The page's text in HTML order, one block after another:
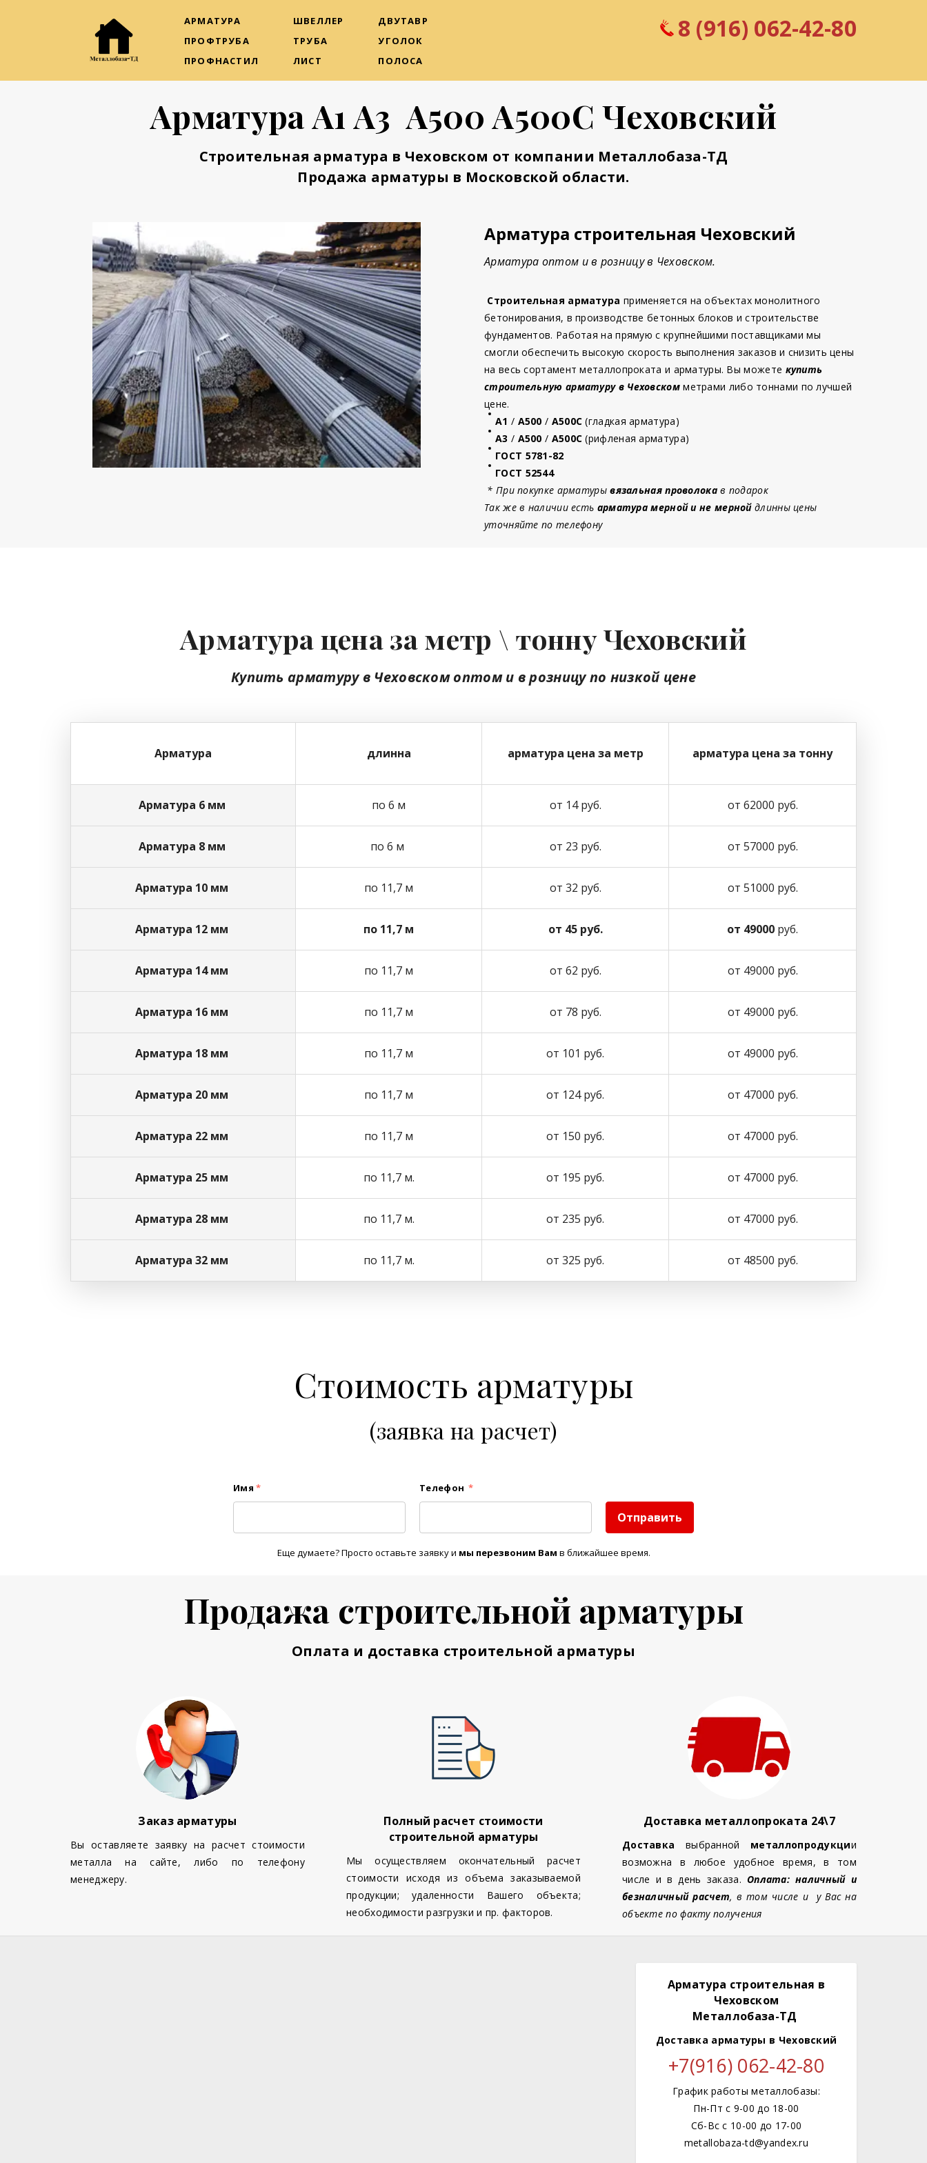
АРМАТУРА
ПРОФТРУБА
ПРОФНАСТИЛ
ШВЕЛЛЕР
ТРУБА
ЛИСТ
ДВУТАВР
УГОЛОК
ПОЛОСА
8 (916) 062-42-80
Арматура А1 А3 А500 А500С Чеховский
Строительная арматура в Чеховском от компании Металлобаза-ТД
Продажа арматуры в Московской области.
Арматура строительная Чеховский
Арматура оптом и в розницу в Чеховском.
Строительная арматура применяется на объектах монолитного
бетонирования, в производстве бетонных блоков и строительстве
фундаментов. Работая на прямую с крупнейшими поставщиками мы
смогли обеспечить высокую скорость выполнения заказов и снизить цены
на весь сортамент металлопроката и арматуры. Вы можете купить
строительную арматуру в Чеховскомметрами либо тоннами по лучшей
цене.
А1 / А500 / А500С (гладкая арматура)
А3 / А500 / А500С (рифленая арматура)
ГОСТ 5781-82
ГОСТ 52544
* При покупке арматурывязальная проволокав подарок
Так же в наличии есть арматура мерной и не мернойдлинны цены
уточняйте по телефону
Арматура цена за метр \ тонну Чеховский
Купить арматуру в Чеховскомоптоми в розницупо низкой цене
Арматура длинна арматура цена за метр арматура цена за тонну
Арматура 6 мм по 6 м от 14 руб. от 62000 руб.
Арматура 8 мм по 6 м от 23 руб. от 57000 руб.
Арматура 10 мм по 11,7 м от 32 руб. от 51000 руб.
Арматура 12 мм по 11,7 м от 45 руб. от 49000 руб.
Арматура 14 мм по 11,7 м от 62 руб. от 49000 руб.
Арматура 16 мм по 11,7 м от 78 руб. от 49000 руб.
Арматура 18 мм по 11,7 м от 101 руб. от 49000 руб.
Арматура 20 мм по 11,7 м от 124 руб. от 47000 руб.
Арматура 22 мм по 11,7 м от 150 руб. от 47000 руб.
Арматура 25 мм по 11,7 м. от 195 руб. от 47000 руб.
Арматура 28 мм по 11,7 м. от 235 руб. от 47000 руб.
Арматура 32 мм по 11,7 м. от 325 руб. от 48500 руб.
Стоимость арматуры
(заявка на расчет)
Имя * Телефон *
Отправить
Еще думаете? Просто оставьте заявку и мы перезвоним Вам в ближайшее время.
Продажа строительной арматуры
Оплата и доставка строительной арматуры
Заказ арматуры
Вы оставляете заявку на расчет стоимости
металла на сайте, либо по телефону
менеджеру.
Полный расчет стоимости
строительной арматуры
Мы осуществляем окончательный расчет
стоимости исходя из объема заказываемой
продукции; удаленности Вашего объекта;
необходимости разгрузки и пр. факторов.
Доставка металлопроката 24\7
Доставка выбранной металлопродукции
возможна в любое удобное время, в том
числе и в день заказа. Оплата: наличный и
безналичный расчет, в том числе и у Вас на
объекте по факту получения
Арматура строительная в
Чеховском
Металлобаза-ТД
Доставка арматуры в Чеховский
+7(916) 062-42-80
График работы металлобазы:
Пн-Пт с 9-00 до 18-00
Сб-Вс с 10-00 до 17-00
metallobaza-td@yandex.ru